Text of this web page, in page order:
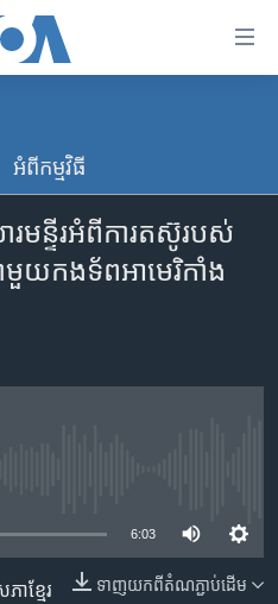
អំពី​កម្មវិធី​
មន្ទីរ​អំពី​ការ​តស៊ូ​របស់​
ាមួយ​កងទ័ព​អាមេរិកាំង
6:03
ទាញ​យក​ពី​តំណភ្ជាប់​ដើម
ខ្មែរ​